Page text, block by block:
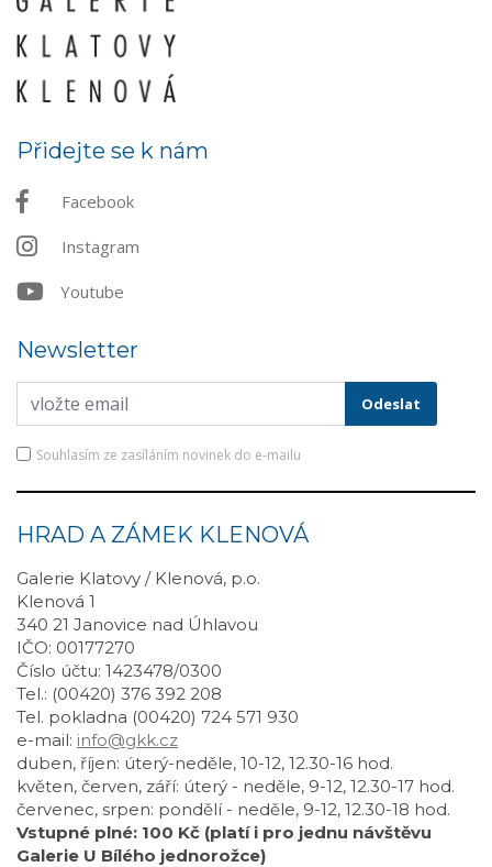
Přidejte se k nám
Facebook
Instagram
Youtube
Newsletter
Souhlasím ze zasíláním novinek do e-mailu
HRAD A ZÁMEK KLENOVÁ
Galerie Klatovy / Klenová, p.o.
Klenová 1
340 21 Janovice nad Úhlavou
IČO: 00177270
Číslo účtu: 1423478/0300
Tel.: (00420) 376 392 208
Tel. pokladna (00420) 724 571 930
e-mail: info@gkk.cz
duben, říjen: úterý-neděle, 10-12, 12.30-16 hod.
květen, červen, září: úterý - neděle, 9-12, 12.30-17 hod.
červenec, srpen: pondělí - neděle, 9-12, 12.30-18 hod.
Vstupné plné: 100 Kč (platí i pro jednu návštěvu
Galerie U Bílého jednorožce)